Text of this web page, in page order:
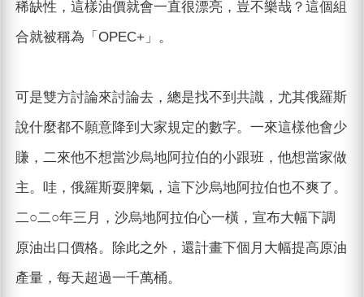
稀缺性，這樣油價就會一直很漂亮，豈不樂哉？這個組
合就被稱為「OPEC+」。
可是雙方討論來討論去，總是找不到共識，尤其俄羅斯
說什麼都不願意降到大家規定的數字。一來這樣他會少
賺，二來他不想當沙烏地阿拉伯的小跟班，他想當家做
主。哇，俄羅斯耍脾氣，這下沙烏地阿拉伯也不爽了。
二○二○年三月，沙烏地阿拉伯心一橫，宣布大幅下調
原油出口價格。除此之外，還計畫下個月大幅提高原油
產量，每天超過一千萬桶。